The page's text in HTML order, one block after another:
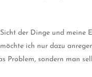
der Dinge und meine
ich nur dazu
Problem, sondern man